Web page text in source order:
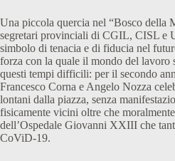
Una piccola quercia nel “Bosco della
segretari provinciali di CGIL, CISL e
simbolo di tenacia e di fiducia nel
forza con la quale il mondo del lavoro
questi tempi difficili: per il secondo
Francesco Corna e Angelo Nozza
lontani dalla piazza, senza
fisicamente vicini oltre che
dell’Ospedale Giovanni XXIII che
CoViD-19.